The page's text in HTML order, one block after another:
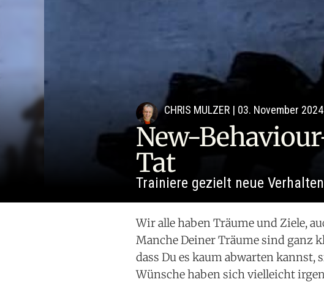
CHRIS MULZER | 03. November 2024
New-
Tat
Trainiere gezielt neue
Wir alle haben Träume und Ziele,
Manche Deiner Träume sind ganz
dass Du es kaum abwarten kannst,
Wünsche haben sich vielleicht